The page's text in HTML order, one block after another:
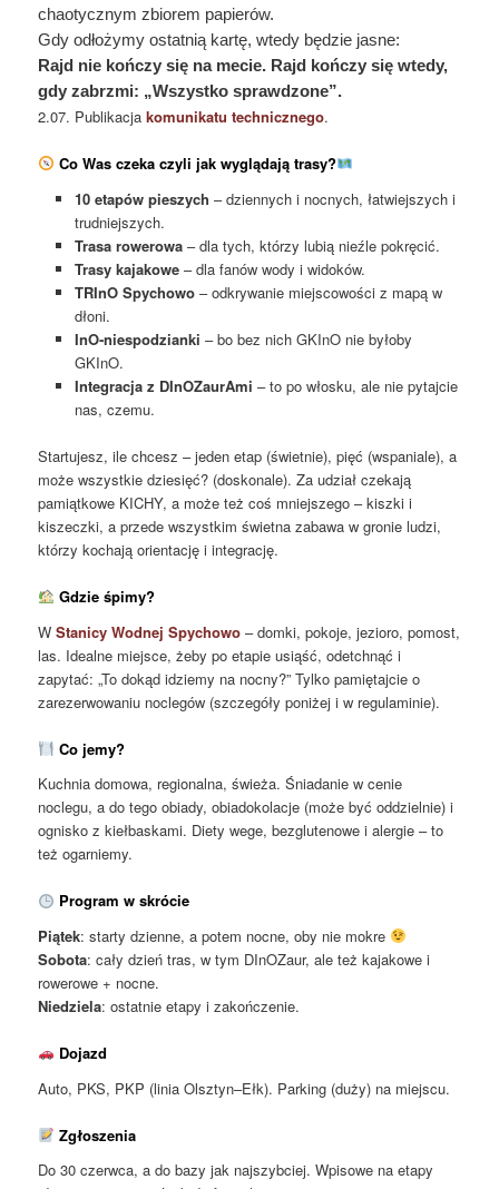
chaotycznym zbiorem papierów.
Gdy odłożymy ostatnią kartę, wtedy będzie jasne:
Rajd nie kończy się na mecie. Rajd kończy się wtedy,
gdy zabrzmi: „Wszystko sprawdzone”.
2.07. Publikacjakomunikatu technicznego.
Co Was czeka czyli jak wyglądają trasy?
10 etapów pieszych – dziennych i nocnych, łatwiejszych i
trudniejszych.
Trasa rowerowa– dla tych, którzy lubią nieźle pokręcić.
Trasy kajakowe– dla fanów wody i widoków.
TRInO Spychowo– odkrywanie miejscowości z mapą w
dłoni.
InO‑niespodzianki – bo bez nich GKInO nie byłoby
GKInO.
Integracja z DInOZaurAmi – to po włosku, ale nie pytajcie
nas, czemu.
Startujesz, ile chcesz – jeden etap (świetnie), pięć (wspaniale), a
może wszystkie dziesięć? (doskonale). Za udział czekają
pamiątkowe KICHY, a może też coś mniejszego – kiszki i
kiszeczki, a przede wszystkim świetna zabawa w gronie ludzi,
którzy kochają orientację i integrację.
Gdzie śpimy?
WStanicy Wodnej Spychowo – domki, pokoje, jezioro, pomost,
las. Idealne miejsce, żeby po etapie usiąść, odetchnąć i
zapytać: „To dokąd idziemy na nocny?” Tylko pamiętajcie o
zarezerwowaniu noclegów (szczegóły poniżej i w regulaminie).
Co jemy?
Kuchnia domowa, regionalna, świeża. Śniadanie w cenie
noclegu, a do tego obiady, obiadokolacje (może być oddzielnie) i
ognisko z kiełbaskami. Diety wege, bezglutenowe i alergie – to
też ogarniemy.
Program w skrócie
Piątek: starty dzienne, a potem nocne, oby nie mokre
Sobota: cały dzień tras, w tym DInOZaur, ale też kajakowe i
rowerowe + nocne.
Niedziela: ostatnie etapy i zakończenie.
Dojazd
Auto, PKS, PKP (linia Olsztyn–Ełk). Parking (duży) na miejscu.
Zgłoszenia
Do 30 czerwca, a do bazy jak najszybciej. Wpisowe na etapy